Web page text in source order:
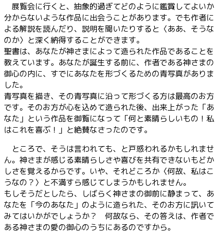
展覧会に行くと、抽象的過ぎてどのように鑑賞してよいか
分からないような作品に出会うことがあります。でも作者に
よる解説を読んだり、説明を聞いたりすると〈ああ、そうな
のか〉と深く納得することができます。
聖書は、あなたが神さまによって造られた作品であることを
教えています。あなたが誕生する前に、作者である神さまの
御心の内に、すでにあなたを形づくるための青写真がありま
した。
青写真を描き、その青写真に沿って形づくる方は最高のお方
です。そのお方が心を込めて造られた後、出来上がった「あ
なた」という作品を御覧になって「何と素晴らしいもの！私
はこれを喜ぶ！」と絶賛なさったのです。
ところで、そうは言われても、と戸惑われるかもしれませ
ん。神さまが感じる素晴らしさや喜びを共有できないもどか
しさを覚えるからです。いや、それどころか〈何故、私はこ
うなの？〉と不満すら感じてしまうかもしれません。
もしそうだとしたら、しばらく神さまの御前に静まって、あ
なたを「今のあなた」のように造られた、そのお方に訊いて
みてはいかがでしょうか？ 何故なら、その答えは、作者で
ある神さまの愛の御心のうちにあるのですから。